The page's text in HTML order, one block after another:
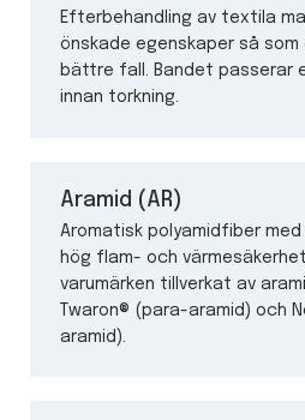
Efterbehandling av textila
önskade egenskaper så
bättre fall. Bandet passerar
innan torkning.
Aramid (AR)
Aromatisk polyamidfiber
hög flam- och
varumärken tillverkat av
Twaron® (para-aramid) och
aramid).